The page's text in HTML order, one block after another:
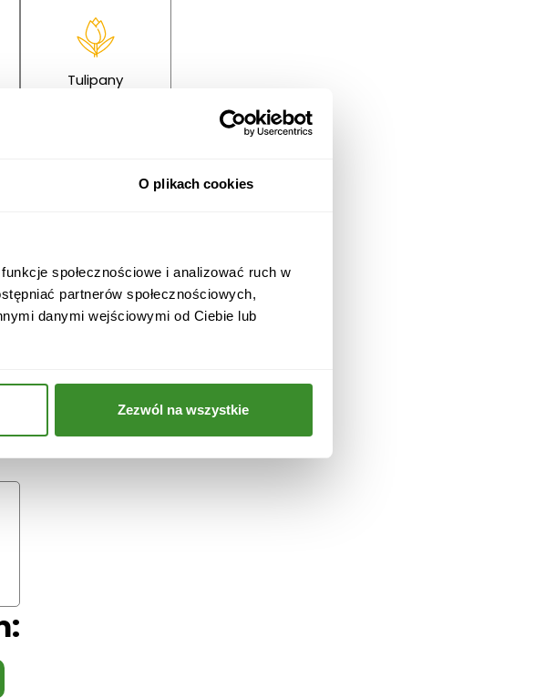
O plikach cookies
społecznościowe i analizować ruch w
partnerów społecznościowych,
danymi wejściowymi od Ciebie lub
Zezwól na wszystkie
Tulipany
Dzień Babci i
Dzień Ojca